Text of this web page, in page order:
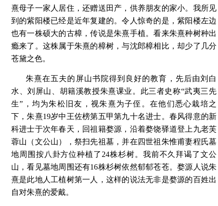
熹母子一家人居住，还赠送田产，供养朋友的家小。我所见
到的紫阳楼已经是近年复建的。令人惊奇的是，紫阳楼左边
也有一株硕大的古樟，传说是朱熹手植。看来朱熹种树种出
瘾来了。这株属于朱熹的樟树，与沈郎樟相比，却少了几分
苍黛之色。
朱熹在五夫的屏山书院得到良好的教育，先后由刘白
水、刘屏山、胡籍溪教授朱熹课业。此三者史称“武夷三先
生”，均为朱松旧友，视朱熹为子侄。在他们悉心栽培之
下，朱熹19岁中王佐榜第五甲第九十名进士。春风得意的新
科进士于次年春天，回祖籍婺源，沿着婺饶驿道登上九老芙
蓉山（文公山），祭扫先祖墓，并在四世祖朱惟甫妻程氏墓
地周围按八卦方位种植了24株杉树。我前不久拜谒了文公
山，看见墓地周围还有16株杉树依然郁郁苍苍。婺源人说朱
熹是此地人工植树第一人，这样的说法无非是婺源的百姓出
自对朱熹的爱戴。